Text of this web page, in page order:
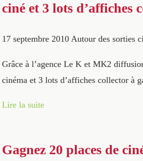
ciné et 3 lots d’affiches
17 septembre 2010 Autour des sorties
Grâce à l’agence Le K et MK2
cinéma et 3 lots d’affiches collector à
Lire la suite
Gagnez 20 places de